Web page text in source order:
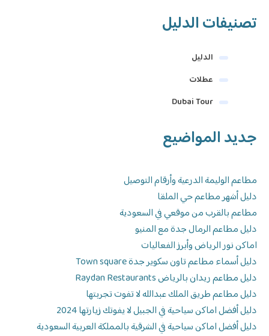
تصنيفات الدليل
الدليل
عطلات
Dubai Tour
جديد المواضيع
مطاعم الوليمة الدرعية وأرقام التوصيل
دليل أشهر مطاعم حي الملقا
مطاعم بالقرب من موقعي في السعودية
دليل مطاعم الرمال جدة مع المنيو
اماكن نور الرياض وأبرز الفعاليات
دليل أسماء مطاعم تاون سكوير جدة Town square
دليل مطاعم ريدان بالرياض Raydan Restaurants
دليل مطاعم طريق الملك عبدالله لا تفوت تجربتها
دليل أفضل اماكن سياحية في الجبيل لا يفوتك زيارتها 2024
دليل أفضل اماكن سياحية في الشرقية بالمملكة العربية السعودية